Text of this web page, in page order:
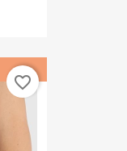
favorite_border